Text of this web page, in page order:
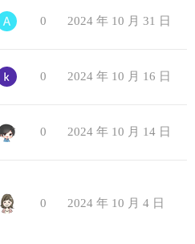
0 2024 年 10 月 31 日
0 2024 年 10 月 16 日
0 2024 年 10 月 14 日
0 2024 年 10 月 4 日